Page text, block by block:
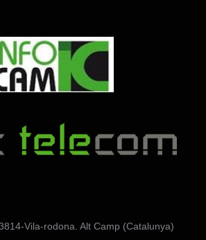
Vila-rodona. Alt Camp (Catalunya)